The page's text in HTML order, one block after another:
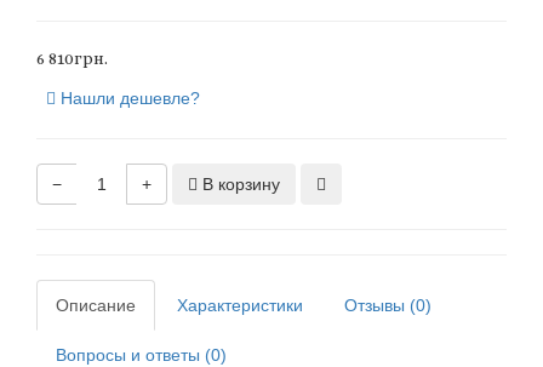
6 810грн.
Нашли дешевле?
− + В корзину
Описание Характеристики Отзывы (0)
Вопросы и ответы (0)